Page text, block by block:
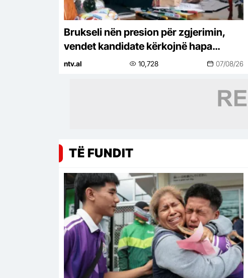
Brukseli nën presion për zgjerimin,
vendet kandidate kërkojnë hapa
konkretë
ntv.al 10,728 07/08/26
TË FUNDIT